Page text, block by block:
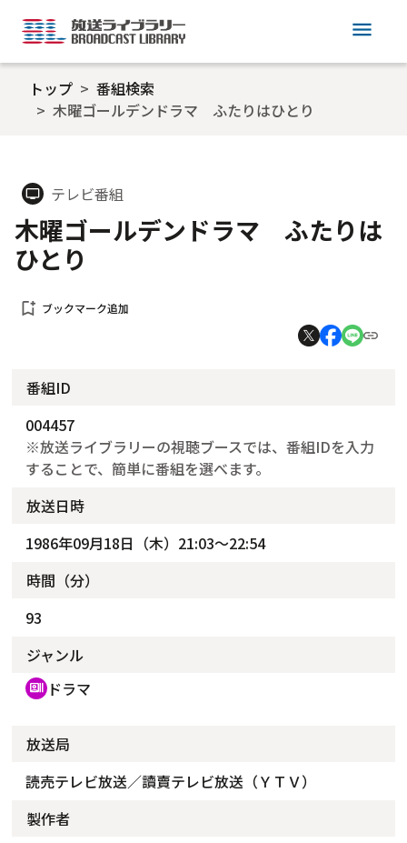
menu
トップ
番組検索
木曜ゴールデンドラマ ふたりはひとり
tv テレビ番組
木曜ゴールデンドラマ ふたりは
ひとり
bookmark_add ブックマーク追加
番組ID
004457
※放送ライブラリーの視聴ブースでは、番組IDを入力
することで、簡単に番組を選べます。
放送日時
1986年09月18日（木）21:03～22:54
時間（分）
93
ジャンル
recent_actors ドラマ
放送局
読売テレビ放送／讀賣テレビ放送（ＹＴＶ）
製作者